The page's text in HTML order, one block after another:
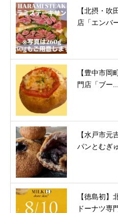
【北摂・吹
店「エンバー
【豊中市岡
門店「ブー...
【水戸市元
パンとむぎゅ
【徳島初】
ドーナツ専